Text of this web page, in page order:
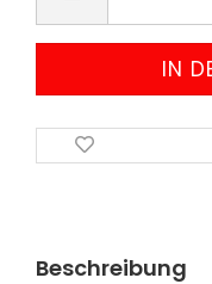
Beschreibung